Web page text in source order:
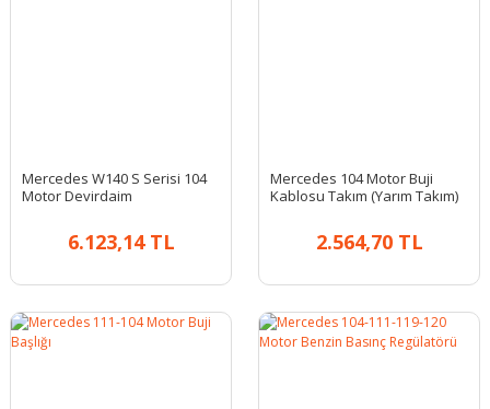
Mercedes W140 S Serisi 104
Motor Devirdaim
6.123,14 TL
Mercedes 104 Motor Buji
Kablosu Takım (Yarım Takım)
2.564,70 TL